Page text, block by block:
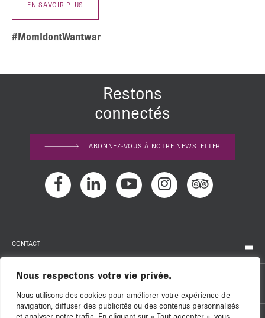
Nous respectons votre vie privée.
Nous utilisons des cookies pour améliorer votre expérience de
navigation, diffuser des publicités ou des contenus personnalisés
EN SAVOIR PLUS
#MomIdontWantwar
Restons
connectés
ABONNEZ-VOUS À NOTRE NEWSLETTER
CONTACT